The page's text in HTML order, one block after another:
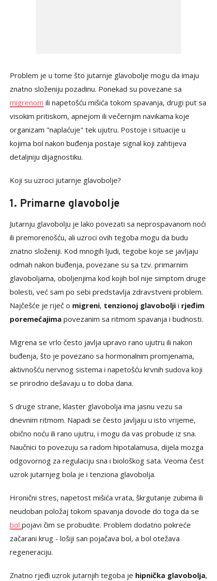
Problem je u tome što jutarnje glavobolje mogu da imaju
znatno složeniju pozadinu. Ponekad su povezane sa
migrenom ili napetošću mišića tokom spavanja, drugi put sa
visokim pritiskom, apnejom ili večernjim navikama koje
organizam "naplaćuje" tek ujutru. Postoje i situacije u
kojima bol nakon buđenja postaje signal koji zahtijeva
detaljniju dijagnostiku.
Koji su uzroci jutarnje glavobolje?
1. Primarne glavobolje
Jutarnju glavobolju je lako povezati sa neprospavanom noći
ili premorenošću, ali uzroci ovih tegoba mogu da budu
znatno složeniji. Kod mnogih ljudi, tegobe koje se javljaju
odmah nakon buđenja, povezane su sa tzv. primarnim
glavoboljama, oboljenjima kod kojih bol nije simptom druge
bolesti, već sam po sebi predstavlja zdravstveni problem.
Najčešće je riječ o migreni, tenzionoj glavobolji i rjeđim
poremećajima povezanim sa ritmom spavanja i budnosti.
Migrena se vrlo često javlja upravo rano ujutru ili nakon
buđenja, što je povezano sa hormonalnim promjenama,
aktivnošću nervnog sistema i napetošću krvnih sudova koji
se prirodno dešavaju u to doba dana.
S druge strane, klaster glavobolja ima jasnu vezu sa
dnevnim ritmom. Napadi se često javljaju u isto vrijeme,
obično noću ili rano ujutru, i mogu da vas probude iz sna.
Naučnici to povezuju sa radom hipotalamusa, dijela mozga
odgovornog za regulaciju sna i biološkog sata. Veoma čest
uzrok jutarnjeg bola je i tenziona glavobolja.
Hronični stres, napetost mišića vrata, škrgutanje zubima ili
neudoban položaj tokom spavanja dovode do toga da se
bol pojavi čim se probudite. Problem dodatno pokreće
začarani krug - lošiji san pojačava bol, a bol otežava
regeneraciju.
Znatno rjeđi uzrok jutarnjih tegoba je hipnička glavobolja,